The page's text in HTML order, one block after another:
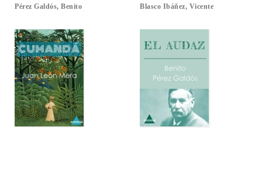
Pérez Galdós, Benito Blasco Ibáñez, Vicente